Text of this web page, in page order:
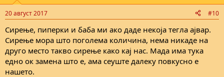
20 август 2017 #10
Сирење, пиперки и баба ми ако даде некоја тегла ајвар.
Сирење мора што поголема количина, нема никаде на
друго место такво сирење како кај нас. Мада има тука
едно ок замена што е, ама сеуште далеку повкусно е
нашето.